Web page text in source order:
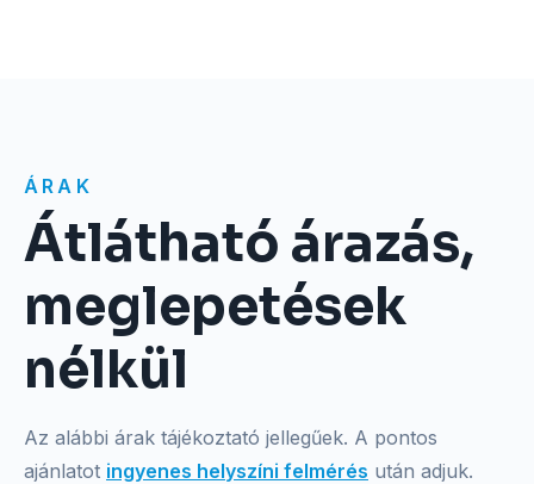
ÁRAK
Átlátható árazás,
meglepetések
nélkül
Az alábbi árak tájékoztató jellegűek. A pontos
ajánlatot ingyenes helyszíni felmérés után adjuk.